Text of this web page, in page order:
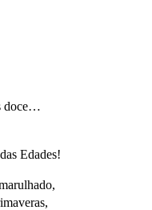
doce…
Edades!